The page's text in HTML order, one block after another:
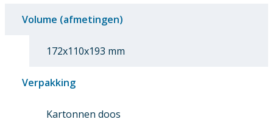
Volume (afmetingen)
172x110x193 mm
Verpakking
Kartonnen doos